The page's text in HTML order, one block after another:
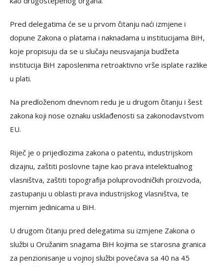
Pred delegatima će se u prvom čitanju naći izmjene i
dopune Zakona o platama i naknadama u institucijama BiH,
koje propisuju da se u slučaju neusvajanja budžeta
institucija BiH zaposlenima retroaktivno vrše isplate razlike
u plati.
Na predloženom dnevnom redu je u drugom čitanju i šest
zakona koji nose oznaku usklađenosti sa zakonodavstvom
EU.
Riječ je o prijedlozima zakona o patentu, industrijskom
dizajnu, zaštiti poslovne tajne kao prava intelektualnog
vlasništva, zaštiti topografija poluprovodničkih proizvoda,
zastupanju u oblasti prava industrijskog vlasništva, te
mjernim jedinicama u BiH.
U drugom čitanju pred delegatima su izmjene Zakona o
službi u Oružanim snagama BiH kojima se starosna granica
za penzionisanje u vojnoj službi povećava sa 40 na 45